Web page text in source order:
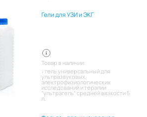
Гели для УЗИ и ЭКГ
Товар в наличии:
гель универсальный для
ультразвуковых,
электрофизиологических
исследований и терапии
"ультрагель" средней вязкости 5
л.